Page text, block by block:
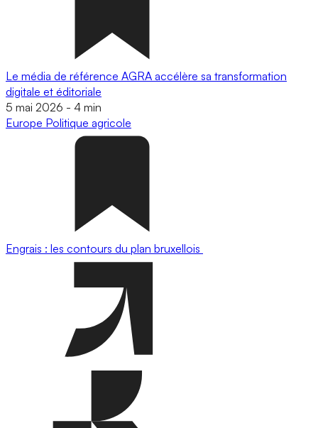
Le média de référence AGRA accélère sa transformation
digitale et éditoriale
5 mai 2026 - 4 min
Europe Politique agricole
Engrais : les contours du plan bruxellois